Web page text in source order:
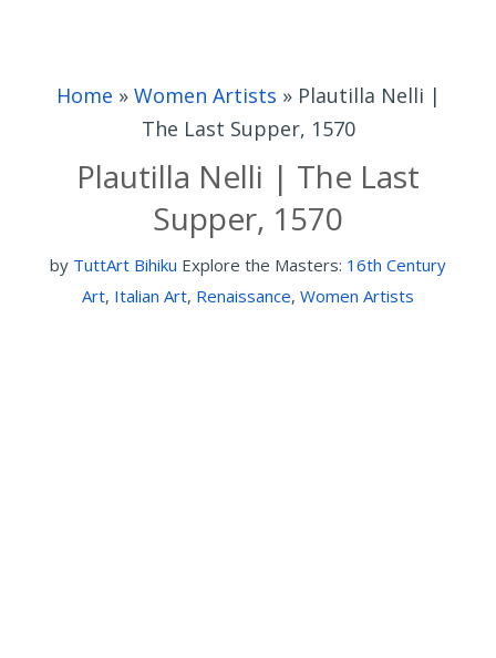
Home » Women Artists » Plautilla Nelli |
The Last Supper, 1570
Plautilla Nelli | The Last
Supper, 1570
by TuttArt Bihiku Explore the Masters: 16th Century
Art, Italian Art, Renaissance, Women Artists